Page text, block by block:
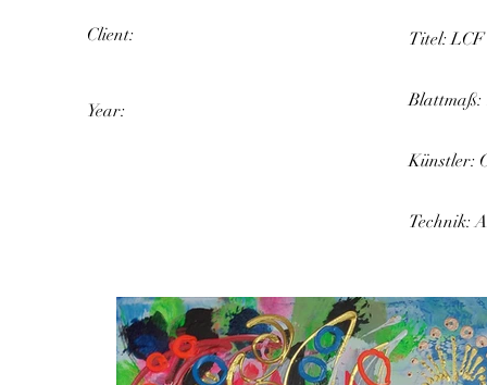
Client:
Year:
Titel: LCF
Blattmaß:
Künstler:
Technik: